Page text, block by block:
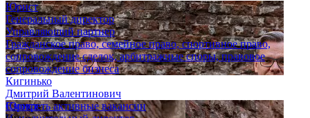
Юрист
Генеральный директор
Управляющий партнер
Гражданское право, семейное право, спортивное право,
сопровождение сделок, арбитражные споры, правовое
сопровождение бизнеса
Кигинько
Дмитрий Валентинович
Юрист
Смотреть активные вакансии